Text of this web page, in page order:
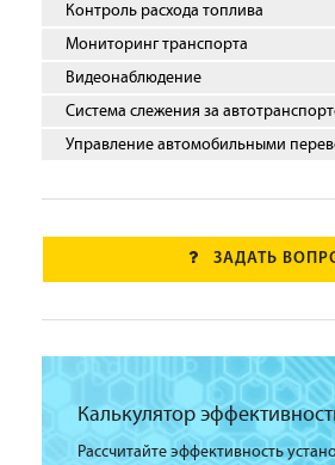
Контроль расхода топлива
Мониторинг транспорта
Видеонаблюдение
Система слежения за
Управление автомобильными
ЗАДАТЬ
Калькулятор
Рассчитайте эффективность